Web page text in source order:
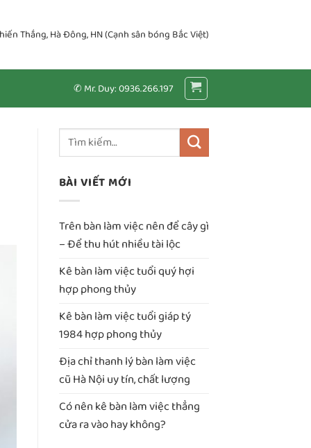
Thắng, Hà Đông, HN (Cạnh sân bóng Bắc Việt)
✆ Mr. Duy: 0936.266.197
BÀI VIẾT MỚI
Trên bàn làm việc nên để cây gì
– Để thu hút nhiều tài lộc
Kê bàn làm việc tuổi quý hợi
hợp phong thủy
Kê bàn làm việc tuổi giáp tý
1984 hợp phong thủy
Địa chỉ thanh lý bàn làm việc
cũ Hà Nội uy tín, chất lượng
Có nên kê bàn làm việc thẳng
cửa ra vào hay không?